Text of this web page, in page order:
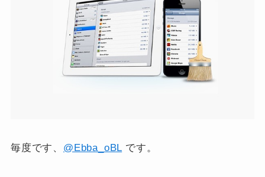
毎度です、 @Ebba_oBL です。